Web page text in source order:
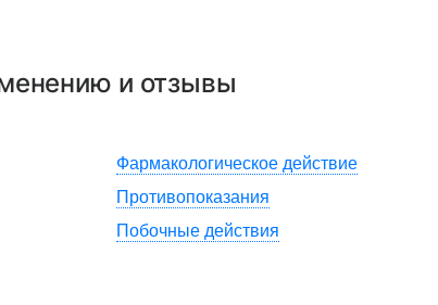
и отзывы
Фармакологическое действие
Противопоказания
Побочные действия